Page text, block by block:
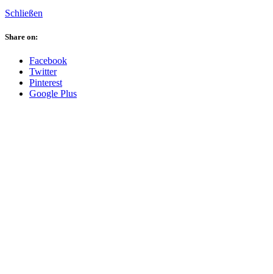
Schließen
Share on:
Facebook
Twitter
Pinterest
Google Plus